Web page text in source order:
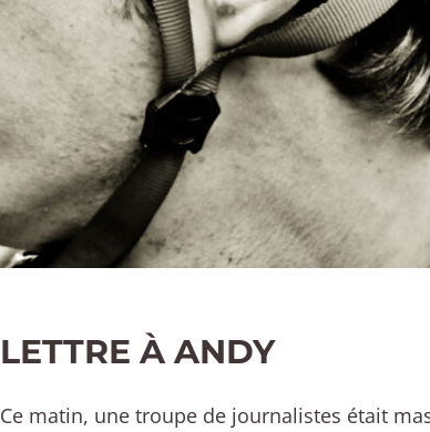
LETTRE À ANDY
Ce matin, une troupe de journalistes était